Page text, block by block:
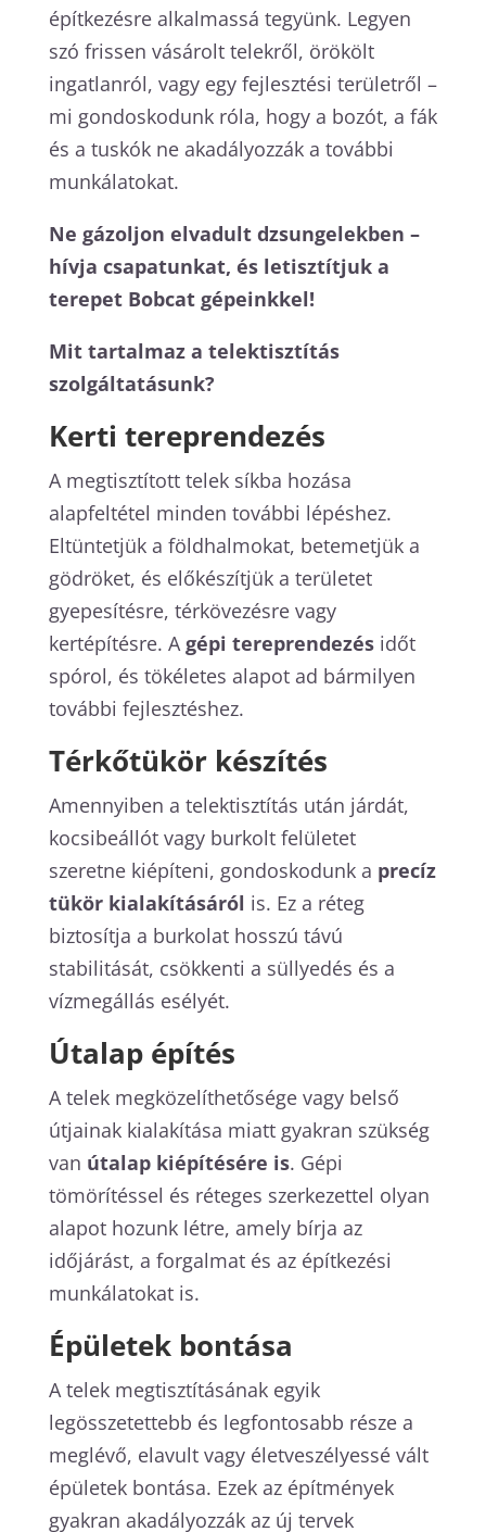
építkezésre alkalmassá tegyünk. Legyen
szó frissen vásárolt telekről, örökölt
ingatlanról, vagy egy fejlesztési területről –
mi gondoskodunk róla, hogy a bozót, a fák
és a tuskók ne akadályozzák a további
munkálatokat.
Ne gázoljon elvadult dzsungelekben –
hívja csapatunkat, és letisztítjuk a
terepet Bobcat gépeinkkel!
Mit tartalmaz a telektisztítás
szolgáltatásunk?
Kerti tereprendezés
A megtisztított telek síkba hozása
alapfeltétel minden további lépéshez.
Eltüntetjük a földhalmokat, betemetjük a
gödröket, és előkészítjük a területet
gyepesítésre, térkövezésre vagy
kertépítésre. Agépi tereprendezésidőt
spórol, és tökéletes alapot ad bármilyen
további fejlesztéshez.
Térkőtükör készítés
Amennyiben a telektisztítás után járdát,
kocsibeállót vagy burkolt felületet
szeretne kiépíteni, gondoskodunk a precíz
tükör kialakításáról is. Ez a réteg
biztosítja a burkolat hosszú távú
stabilitását, csökkenti a süllyedés és a
vízmegállás esélyét.
Útalap építés
A telek megközelíthetősége vagy belső
útjainak kialakítása miatt gyakran szükség
van útalap kiépítésére is. Gépi
tömörítéssel és réteges szerkezettel olyan
alapot hozunk létre, amely bírja az
időjárást, a forgalmat és az építkezési
munkálatokat is.
Épületek bontása
A telek megtisztításának egyik
legösszetettebb és legfontosabb része a
meglévő, elavult vagy életveszélyessé vált
épületek bontása. Ezek az építmények
gyakran akadályozzák az új tervek